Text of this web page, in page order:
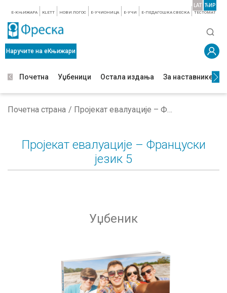
E-КЊИЖАРА KLETT НОВИ ЛОГОС E-УЧИОНИЦА E-УЧИ Е-ПЕДАГОШКА СВЕСКА TЕСТОМАТ
LAT ЋИР
Наручите на еКњижари
Почетна Уџбеници Остала издања За наставнике
Почетна страна Пројекат евалуације – Француски језик 5
Пројекат евалуације – Француски
језик 5
Уџбеник